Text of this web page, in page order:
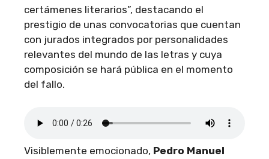
certámenes literarios”, destacando el
prestigio de unas convocatorias que cuentan
con jurados integrados por personalidades
relevantes del mundo de las letras y cuya
composición se hará pública en el momento
del fallo.
Visiblemente emocionado, Pedro Manuel